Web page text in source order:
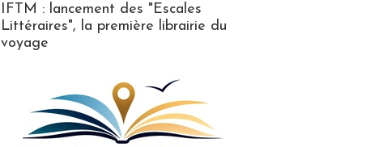
IFTM : lancement des "Escales
Littéraires", la première librairie du
voyage